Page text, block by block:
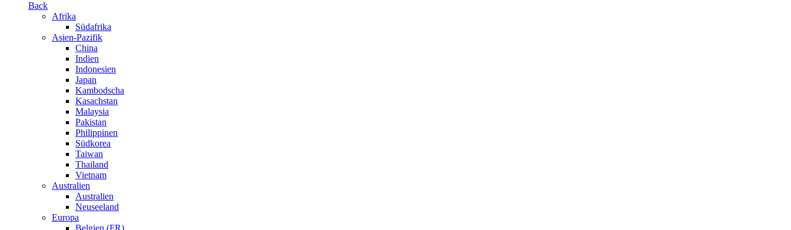
Back
Afrika
Südafrika
Asien-Pazifik
China
Indien
Indonesien
Japan
Kambodscha
Kasachstan
Malaysia
Pakistan
Philippinen
Südkorea
Taiwan
Thailand
Vietnam
Australien
Australien
Neuseeland
Europa